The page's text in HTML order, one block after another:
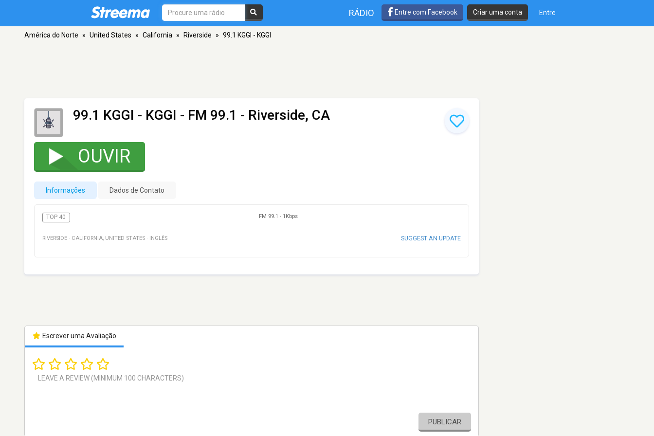
RÁDIO Entre com Facebook Criar uma conta Entre
América do Norte » United States » California » Riverside » 99.1 KGGI - KGGI
99.1 KGGI - KGGI - FM 99.1 - Riverside, CA
OUVIR
Informações Dados de Contato
TOP 40 FM 99.1 - 1Kbps
RIVERSIDE · CALIFORNIA, UNITED STATES · INGLÊS SUGGEST AN UPDATE
Escrever uma Avaliação
PUBLICAR